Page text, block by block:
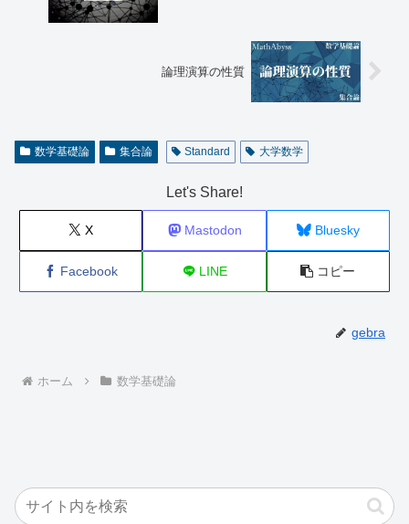
論理演算の性質
数学基礎論 集合論 Standard 大学数学
Let's Share!
X Mastodon Bluesky
Facebook LINE コピー
gebra
ホーム 数学基礎論